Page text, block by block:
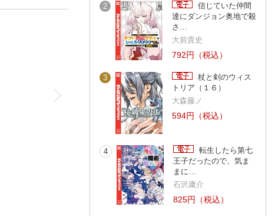
2
信じていた仲間
達にダンジョン奥地で殺
さ…
大前貴史
792円（税込）
3
杖と剣のウィス
トリア（１６）
大森藤ノ
594円（税込）
4
転生したら第七
王子だったので、気ま
まに…
石沢庸介
825円（税込）